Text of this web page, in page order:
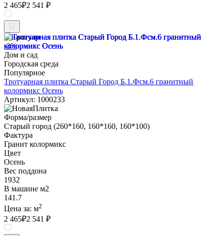
2 465₽2 541 ₽
В наличии
-3%
Дом и сад
Городская среда
Популярное
Тротуарная плитка Старый Город Б.1.Фсм.6 гранитный
колормикс Осень
Артикул: 1000233
Форма/размер
Старый город (260*160, 160*160, 160*100)
Фактура
Гранит колормикс
Цвет
Осень
Вес поддона
1932
В машине м2
141.7
Цена за: м2
2 465₽2 541 ₽